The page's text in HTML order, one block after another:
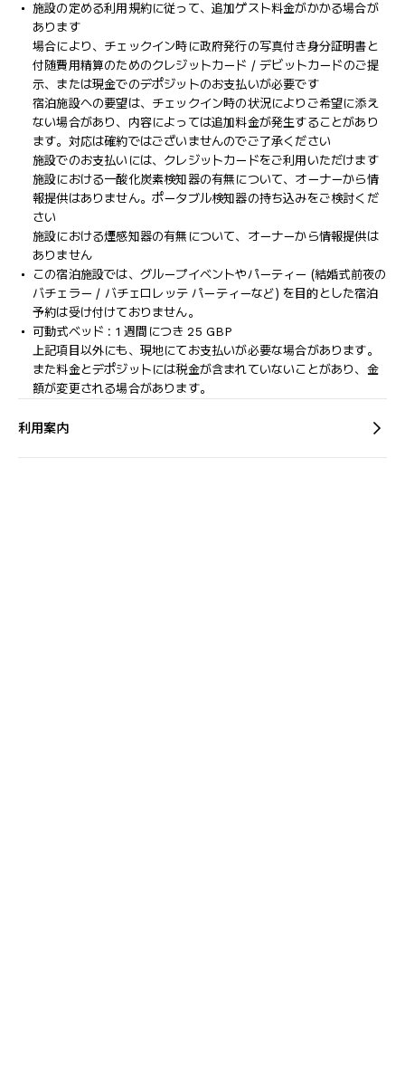
施設の定める利用規約に従って、追加ゲスト料金がかかる場合が
あります
場合により、チェックイン時に政府発行の写真付き身分証明書と
付随費用精算のためのクレジットカード / デビットカードのご提
示、または現金でのデポジットのお支払いが必要です
宿泊施設への要望は、チェックイン時の状況によりご希望に添え
ない場合があり、内容によっては追加料金が発生することがあり
ます。対応は確約ではございませんのでご了承ください
施設でのお支払いには、クレジットカードをご利用いただけます
施設における一酸化炭素検知器の有無について、オーナーから情
報提供はありません。ポータブル検知器の持ち込みをご検討くだ
さい
施設における煙感知器の有無について、オーナーから情報提供は
ありません
この宿泊施設では、グループイベントやパーティー (結婚式前夜の
バチェラー / バチェロレッテ パーティーなど) を目的とした宿泊
予約は受け付けておりません。
可動式ベッド : 1 週間につき 25 GBP
上記項目以外にも、現地にてお支払いが必要な場合があります。
また料金とデポジットには税金が含まれていないことがあり、金
額が変更される場合があります。
利用案内